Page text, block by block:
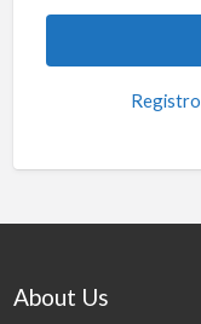
Registro
About Us